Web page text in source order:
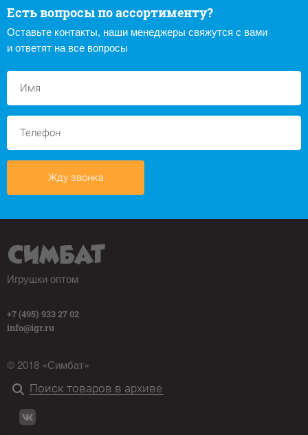
Есть вопросы по ассортименту?
Оставьте контакты, наши менеджеры свяжутся с вами
и ответят на все вопросы
Жду звонка
Игрушки оптом
+7 (495) 933 27 02
info@igr.ru
© 2018 «Симбат»